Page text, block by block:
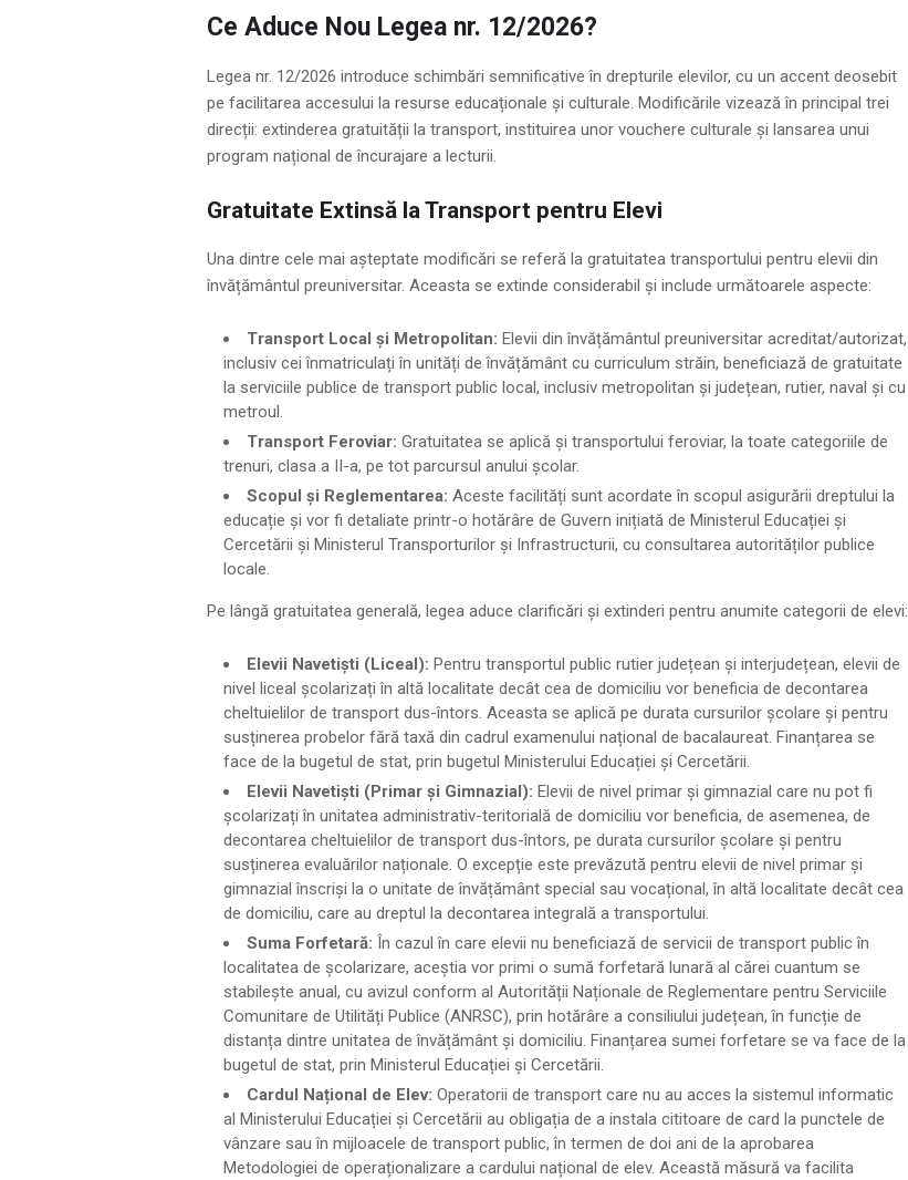
Ce Aduce Nou Legea nr. 12/2026?
Legea nr. 12/2026 introduce schimbări semnificative în drepturile elevilor, cu un accent deosebit
pe facilitarea accesului la resurse educaționale și culturale. Modificările vizează în principal trei
direcții: extinderea gratuității la transport, instituirea unor vouchere culturale și lansarea unui
program național de încurajare a lecturii.
Gratuitate Extinsă la Transport pentru Elevi
Una dintre cele mai așteptate modificări se referă la gratuitatea transportului pentru elevii din
învățământul preuniversitar. Aceasta se extinde considerabil și include următoarele aspecte:
Transport Local și Metropolitan: Elevii din învățământul preuniversitar acreditat/autorizat,
inclusiv cei înmatriculați în unități de învățământ cu curriculum străin, beneficiază de gratuitate
la serviciile publice de transport public local, inclusiv metropolitan și județean, rutier, naval și cu
metroul.
Transport Feroviar: Gratuitatea se aplică și transportului feroviar, la toate categoriile de
trenuri, clasa a II-a, pe tot parcursul anului școlar.
Scopul și Reglementarea: Aceste facilități sunt acordate în scopul asigurării dreptului la
educație și vor fi detaliate printr-o hotărâre de Guvern inițiată de Ministerul Educației și
Cercetării și Ministerul Transporturilor și Infrastructurii, cu consultarea autorităților publice
locale.
Pe lângă gratuitatea generală, legea aduce clarificări și extinderi pentru anumite categorii de elevi:
Elevii Navetiști (Liceal): Pentru transportul public rutier județean și interjudețean, elevii de
nivel liceal școlarizați în altă localitate decât cea de domiciliu vor beneficia de decontarea
cheltuielilor de transport dus-întors. Aceasta se aplică pe durata cursurilor școlare și pentru
susținerea probelor fără taxă din cadrul examenului național de bacalaureat. Finanțarea se
face de la bugetul de stat, prin bugetul Ministerului Educației și Cercetării.
Elevii Navetiști (Primar și Gimnazial): Elevii de nivel primar și gimnazial care nu pot fi
școlarizați în unitatea administrativ-teritorială de domiciliu vor beneficia, de asemenea, de
decontarea cheltuielilor de transport dus-întors, pe durata cursurilor școlare și pentru
susținerea evaluărilor naționale. O excepție este prevăzută pentru elevii de nivel primar și
gimnazial înscriși la o unitate de învățământ special sau vocațional, în altă localitate decât cea
de domiciliu, care au dreptul la decontarea integrală a transportului.
Suma Forfetară: În cazul în care elevii nu beneficiază de servicii de transport public în
localitatea de școlarizare, aceștia vor primi o sumă forfetară lunară al cărei cuantum se
stabilește anual, cu avizul conform al Autorității Naționale de Reglementare pentru Serviciile
Comunitare de Utilități Publice (ANRSC), prin hotărâre a consiliului județean, în funcție de
distanța dintre unitatea de învățământ și domiciliu. Finanțarea sumei forfetare se va face de la
bugetul de stat, prin Ministerul Educației și Cercetării.
Cardul Național de Elev: Operatorii de transport care nu au acces la sistemul informatic
al Ministerului Educației și Cercetării au obligația de a instala cititoare de card la punctele de
vânzare sau în mijloacele de transport public, în termen de doi ani de la aprobarea
Metodologiei de operaționalizare a cardului național de elev. Această măsură va facilita